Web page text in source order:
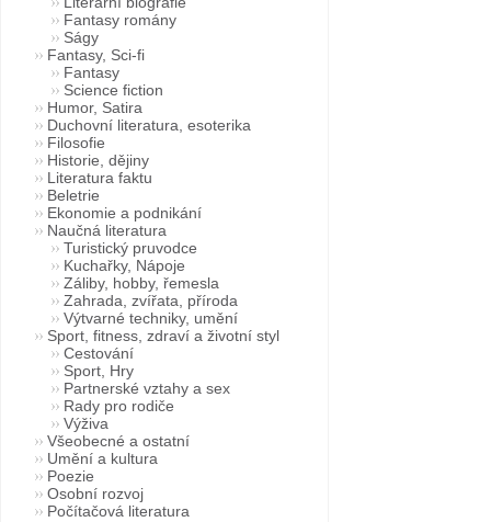
Fantasy romány
Ságy
Fantasy, Sci-fi
Fantasy
Science fiction
Humor, Satira
Duchovní literatura, esoterika
Filosofie
Historie, dějiny
Literatura faktu
Beletrie
Ekonomie a podnikání
Naučná literatura
Turistický pruvodce
Kuchařky, Nápoje
Záliby, hobby, řemesla
Zahrada, zvířata, příroda
Výtvarné techniky, umění
Sport, fitness, zdraví a životní styl
Cestování
Sport, Hry
Partnerské vztahy a sex
Rady pro rodiče
Výživa
Všeobecné a ostatní
Umění a kultura
Poezie
Osobní rozvoj
Počítačová literatura